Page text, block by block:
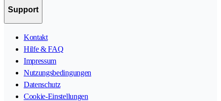
Support
Kontakt
Hilfe & FAQ
Impressum
Nutzungsbedingungen
Datenschutz
Cookie-Einstellungen